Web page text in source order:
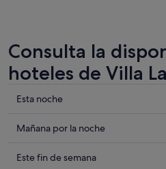
Consulta la
hoteles de Villa
Comprueba
precios
Villa
Esta noche
Comprueba
precios
Mañana por la noche
Comprueba
Este fin de semana